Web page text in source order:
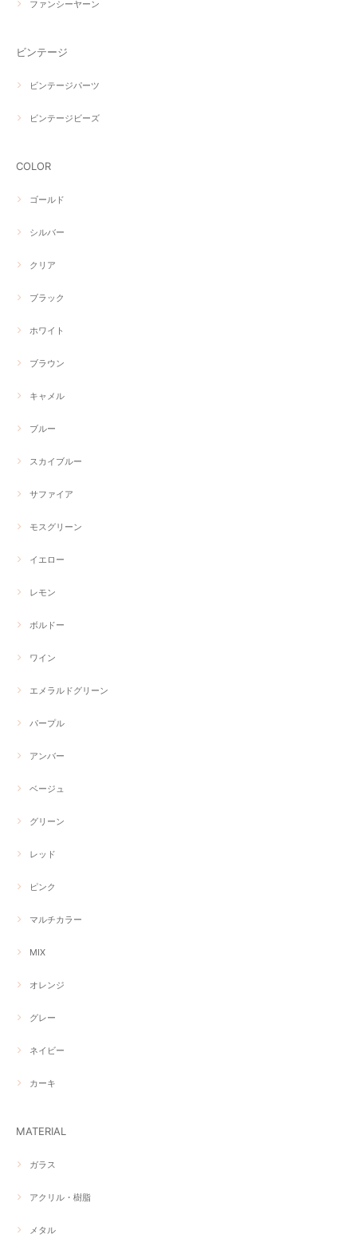
ファンシーヤーン
ビンテージ
ビンテージパーツ
ビンテージビーズ
COLOR
ゴールド
シルバー
クリア
ブラック
ホワイト
ブラウン
キャメル
ブルー
スカイブルー
サファイア
モスグリーン
イエロー
レモン
ボルドー
ワイン
エメラルドグリーン
パープル
アンバー
ベージュ
グリーン
レッド
ピンク
マルチカラー
MIX
オレンジ
グレー
ネイビー
カーキ
MATERIAL
ガラス
アクリル・樹脂
メタル